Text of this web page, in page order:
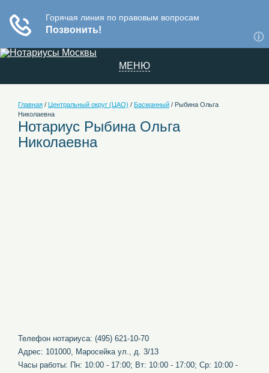
МЕНЮ
Главная / Центральный округ (ЦАО) / Басманный / Рыбина Ольга
Николаевна
Нотариус Рыбина Ольга
Николаевна
Телефон нотариуса: (495) 621-10-70
Адрес: 101000, Маросейка ул., д. 3/13
Часы работы: Пн: 10:00 - 17:00; Вт: 10:00 - 17:00; Ср: 10:00 -